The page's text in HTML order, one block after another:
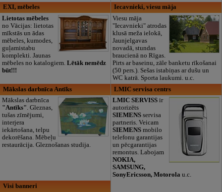
EXI, mēbeles
Lietotas mēbeles
no Vācijas: lietotas
mīkstās un ādas
mēbeles, kumodes,
guļamistabu
komplekti. Jaunas
mēbeles no katalogiem. Lētāk nemēdz
būt!!!
Iecavnieki, viesu māja
Viesu māja
"Iecavnieki" atrodas
klusā meža ielokā,
Jaunjelgavas
novadā, stundas
braucienā no Rīgas.
Pirts ar baseinu, zāle banketu rīkošanai
(50 pers.). Sešas istabiņas ar dušu un
WC katrā. Sporta laukumi. u.c.
Mākslas darbnīca Antīks
Mākslas darbnīca
"Antīks". Gleznas,
tušas zīmējumi,
interjera
iekārtošana, telpu
dekorēšana. Mēbeļu
restaurācija. Gleznošanas studija.
LMIC servisa centrs
LMIC SERVISS ir
autorizēts
SIEMENS servisa
partneris. Veicam
SIEMENS mobilo
telefonu garantijas
un pēcgarantijas
remontus. Labojam
NOKIA,
SAMSUNG,
SonyEricsson, Motorola u.c.
Visi banneri